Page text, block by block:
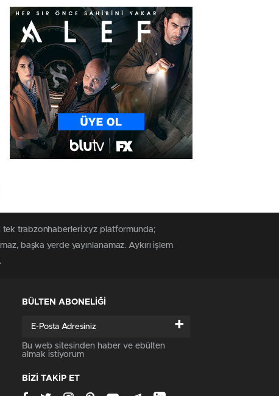
tek trabzonhaberleri.xyz platformunda;
başka yerde yayınlanamaz. Aykırı işlem
BÜLTEN ABONELİĞİ
+
Bu web sitesinden haber ve ebülten
almak istiyorum
BİZİ TAKİP ET